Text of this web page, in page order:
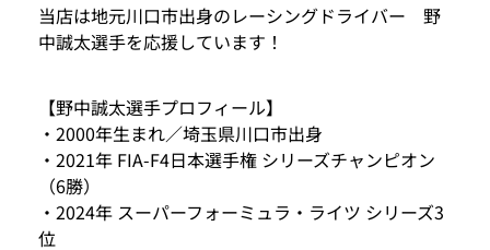
当店は地元川口市出身のレーシングドライバー 野
中誠太選手を応援しています！
【野中誠太選手プロフィール】
・2000年生まれ／埼玉県川口市出身
・2021年 FIA-F4日本選手権 シリーズチャンピオン
（6勝）
・2024年 スーパーフォーミュラ・ライツ シリーズ3
位